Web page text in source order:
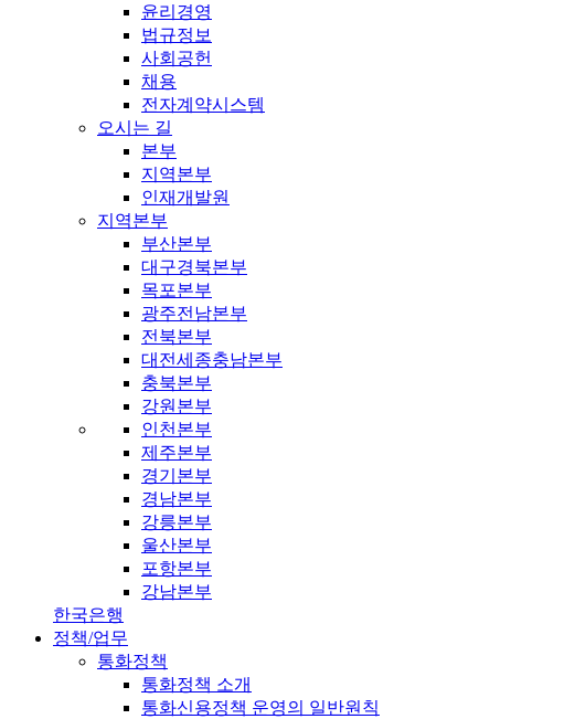
윤리경영
법규정보
사회공헌
채용
전자계약시스템
오시는 길
본부
지역본부
인재개발원
지역본부
부산본부
대구경북본부
목포본부
광주전남본부
전북본부
대전세종충남본부
충북본부
강원본부
인천본부
제주본부
경기본부
경남본부
강릉본부
울산본부
포항본부
강남본부
한국은행
정책/업무
통화정책
통화정책 소개
통화신용정책 운영의 일반원칙